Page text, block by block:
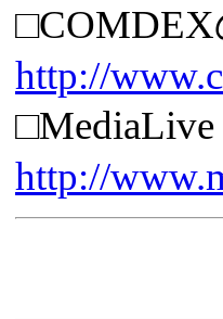
http://
http://